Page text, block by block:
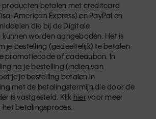
producten betalen met creditcard
American Express) en PayPal en
die bij de Digitale
worden aangeboden. Het is
je bestelling (gedeeltelijk) te betalen
promotiecode of cadeaubon. In
na je bestelling (indien van
je je bestelling betalen in
met de betalingstermijn die door de
is vastgesteld. Klik hiervoor meer
betalingsproces.